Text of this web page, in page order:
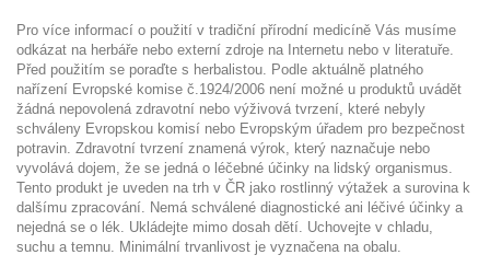
Pro více informací o použití v tradiční přírodní medicíně Vás musíme
odkázat na herbáře nebo externí zdroje na Internetu nebo v literatuře.
Před použitím se poraďte s herbalistou. Podle aktuálně platného
nařízení Evropské komise č.1924/2006 není možné u produktů uvádět
žádná nepovolená zdravotní nebo výživová tvrzení, které nebyly
schváleny Evropskou komisí nebo Evropským úřadem pro bezpečnost
potravin. Zdravotní tvrzení znamená výrok, který naznačuje nebo
vyvolává dojem, že se jedná o léčebné účinky na lidský organismus.
Tento produkt je uveden na trh v ČR jako rostlinný výtažek a surovina k
dalšímu zpracování. Nemá schválené diagnostické ani léčivé účinky a
nejedná se o lék. Ukládejte mimo dosah dětí. Uchovejte v chladu,
suchu a temnu. Minimální trvanlivost je vyznačena na obalu.